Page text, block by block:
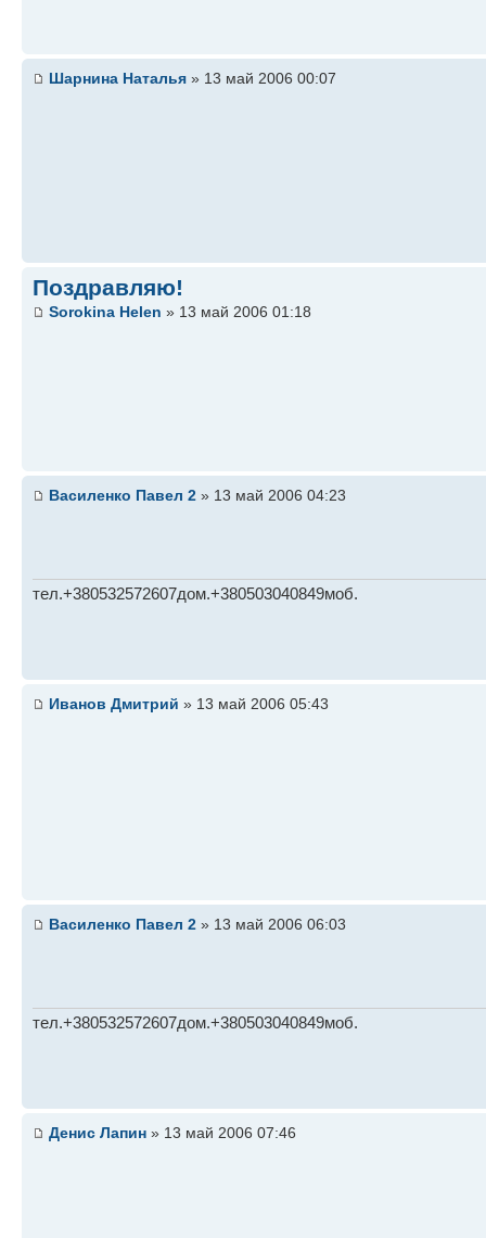
Шарнина Наталья » 13 май 2006 00:07
Поздравляю!
Sorokina Helen » 13 май 2006 01:18
Василенко Павел 2 » 13 май 2006 04:23
тел.+380532572607дом.+380503040849моб.
Иванов Дмитрий » 13 май 2006 05:43
Василенко Павел 2 » 13 май 2006 06:03
тел.+380532572607дом.+380503040849моб.
Денис Лапин » 13 май 2006 07:46